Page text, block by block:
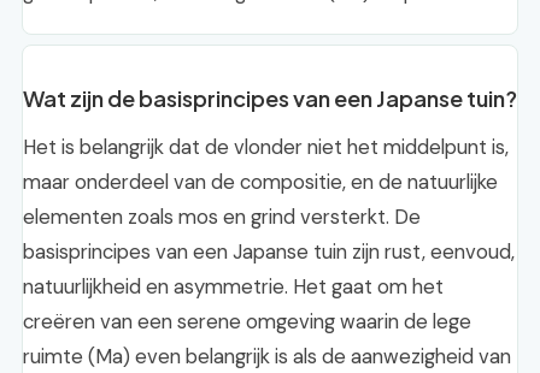
Wat zijn de basisprincipes van een Japanse tuin?
Het is belangrijk dat de vlonder niet het middelpunt is,
maar onderdeel van de compositie, en de natuurlijke
elementen zoals mos en grind versterkt. De
basisprincipes van een Japanse tuin zijn rust, eenvoud,
natuurlijkheid en asymmetrie. Het gaat om het
creëren van een serene omgeving waarin de lege
ruimte (Ma) even belangrijk is als de aanwezigheid van